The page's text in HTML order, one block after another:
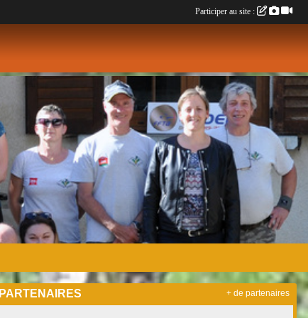
PARTENAIRES + de partenaires
Participer au site :